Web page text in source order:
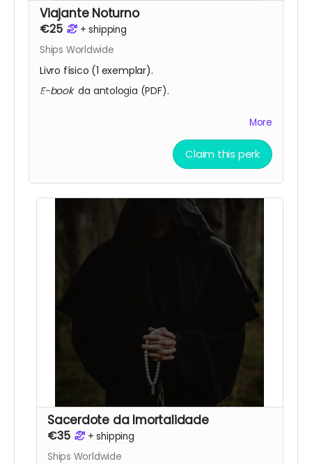
Viajante Noturno
€25 +shipping
Ships Worldwide
Livro físico (1 exemplar).
E-book da antologia (PDF).
More
Claim this perk
Sacerdote da Imortalidade
€35 +shipping
Ships Worldwide